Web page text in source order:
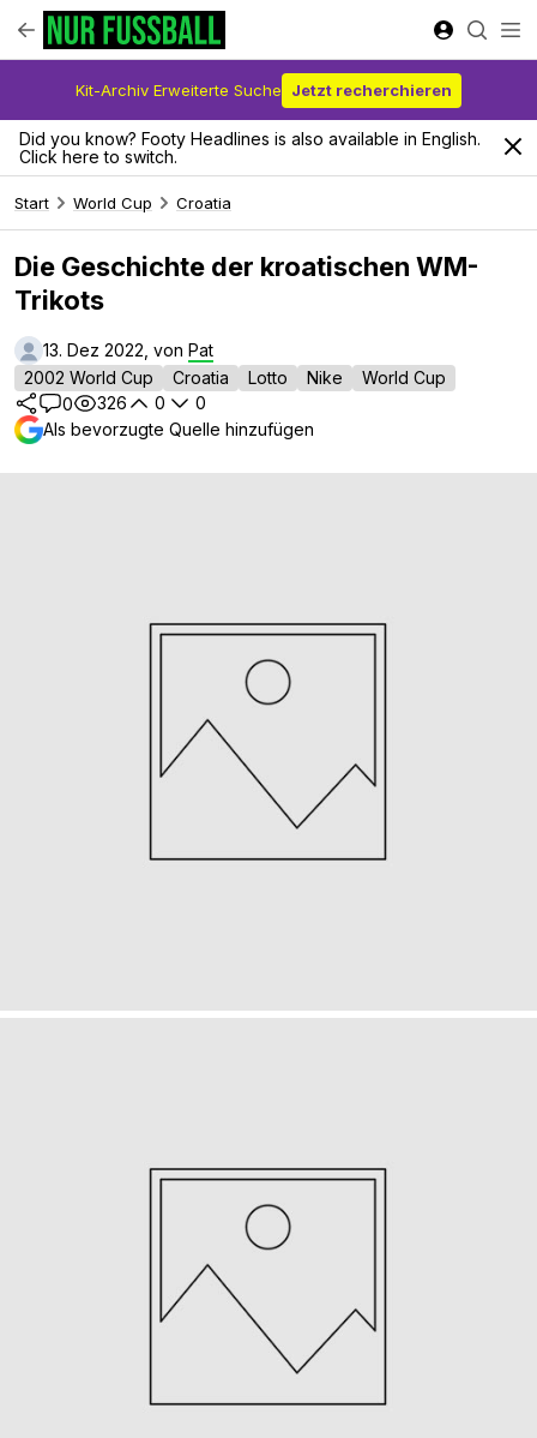
Kit-Archiv Erweiterte Suche Jetzt recherchieren
Did you know? Footy Headlines is also available in English.
Click here to switch.
Start World Cup Croatia
Die Geschichte der kroatischen WM-
Trikots
13. Dez 2022, von Pat
2002 World Cup
Croatia Lotto Nike
World Cup
0
326 0
0
Als bevorzugte Quelle hinzufügen